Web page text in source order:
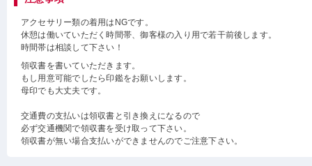
アクセサリー類の着用はNGです。
休憩は働いていただく時間帯、御客様の入り用で若干前後します。
時間帯は相談して下さい！
領収書を書いていただきます。
もし用意可能でしたら印鑑をお願いします。
母印でも大丈夫です。
交通費の支払いは領収書と引き換えになるので
必ず交通機関で領収書を受け取って下さい。
領収書が無い場合支払いができませんのでご注意下さい。